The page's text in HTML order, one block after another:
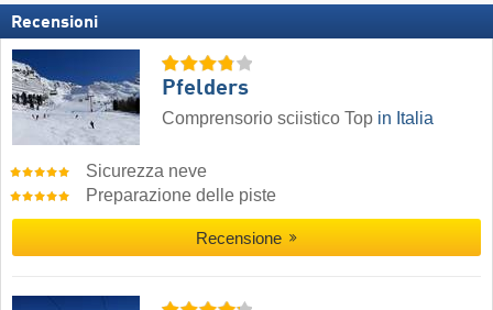
Recensioni
Pfelders
Comprensorio sciistico Top in Italia
Sicurezza neve
Preparazione delle piste
Recensione